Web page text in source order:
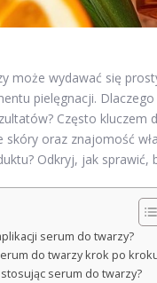
może wydawać się
pielęgnacji.
Często
oraz znajomość
Odkryj, jak
serum do twarzy?
do twarzy krok po
stosując serum do twarzy?